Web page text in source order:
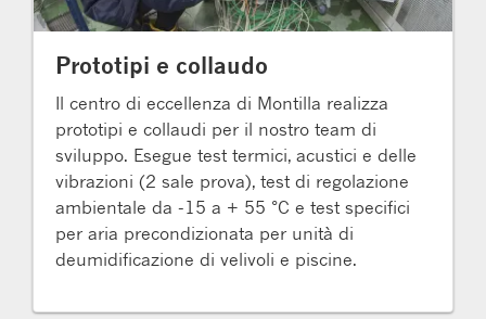
Prototipi e collaudo
Il centro di eccellenza di Montilla realizza
prototipi e collaudi per il nostro team di
sviluppo. Esegue test termici, acustici e delle
vibrazioni (2 sale prova), test di regolazione
ambientale da -15 a + 55 °C e test specifici
per aria precondizionata per unità di
deumidificazione di velivoli e piscine.